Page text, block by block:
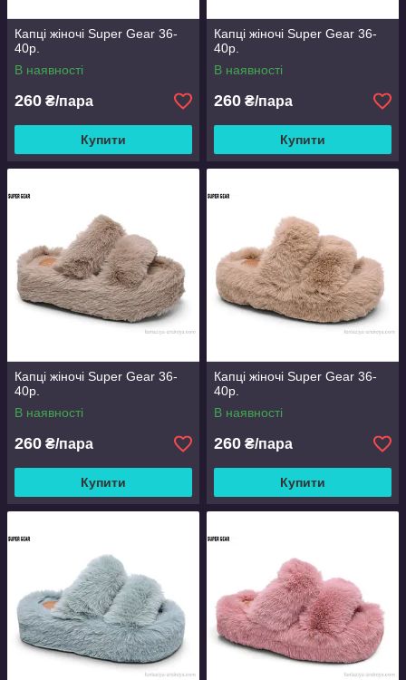
Капці жіночі Super Gear 36-
40р.
В наявності
260 ₴/пара
Купити
Капці жіночі Super Gear 36-
40р.
В наявності
260 ₴/пара
Купити
Капці жіночі Super Gear 36-
40р.
В наявності
260 ₴/пара
Купити
Капці жіночі Super Gear 36-
40р.
В наявності
260 ₴/пара
Купити